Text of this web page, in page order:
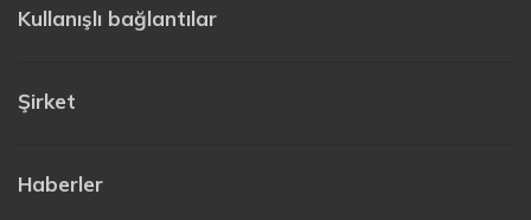
Kullanışlı bağlantılar
Şirket
Haberler